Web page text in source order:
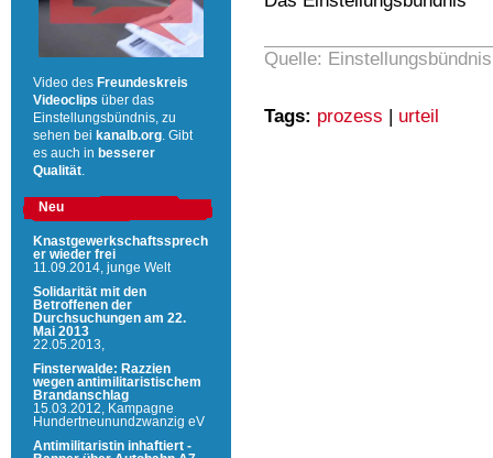
Quelle:
Tags: prozess urteil
Video des Freundeskreis
Videoclips über das
Einstellungsbündnis, zu
sehen bei kanalb.org . Gibt
es auch in besserer
Qualität
Neu
Knastgewerkschaftssprech
er wieder frei
11.09.2014, junge Welt
Solidarität mit den
Betroffenen der
Durchsuchungen am 22.
Mai 2013
22.05.2013,
Finsterwalde: Razzien
wegen antimilitaristischem
Brandanschlag
15.03.2012,
Kampagne
Hundertneunundzwanzig eV
Antimilitaristin inhaftiert -